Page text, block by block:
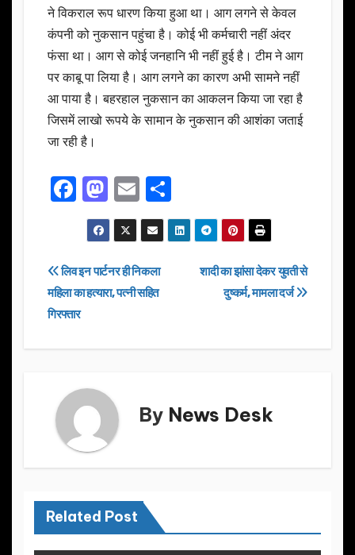
ने विकराल रूप धारण किया हुआ था। आग लगने से केवल
कंपनी को नुकसान पहुंचा है। कोई भी कर्मचारी नहीं अंदर
फंसा था। आग से कोई जनहानि भी नहीं हुई है। टीम ने आग
पर काबू पा लिया है। आग लगने का कारण अभी सामने नहीं
आ पाया है। बहरहाल नुकसान का आकलन किया जा रहा है
जिसमें लाखो रूपये के सामान के नुकसान की आशंका जताई
जा रही है।
F
a
c
e
b
o
o
M
a
st
o
d
n
E
m
ail
h
ar
Post
navigation
शादी का झांसा देकर युवती से
दुष्कर्म, मामला दर्ज
लिव इन पार्टनर ही निकला
महिला का हत्यारा, पत्नी सहित
गिरफ्तार
By News Desk
Related Post